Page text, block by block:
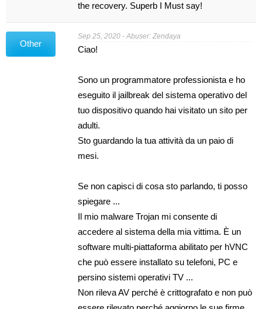
the recovery. Superb I Must say!
Other
Sep 25, 2020 - Abuser: Zendaya
Ciao!
Sono un programmatore professionista e ho
eseguito il jailbreak del sistema operativo del
tuo dispositivo quando hai visitato un sito per
adulti.
Sto guardando la tua attività da un paio di
mesi.
Se non capisci di cosa sto parlando, ti posso
spiegare ...
Il mio malware Trojan mi consente di
accedere al sistema della mia vittima. È un
software multi-piattaforma abilitato per hVNC
che può essere installato su telefoni, PC e
persino sistemi operativi TV ...
Non rileva AV perché è crittografato e non può